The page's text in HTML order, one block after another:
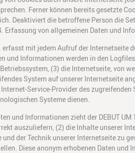
Ferner können bereits gesetzte
Deaktiviert die betroffene Person die
von allgemeinen Daten und
erfasst mit jedem Aufruf der
und Informationen werden in den
(3) die Internetseite, von
System auf unserer Internetseite
Service-Provider des
Systeme dienen.
und Informationen zieht der DEBUT
auszuliefern, (2) die Inhalte unserer
der Technik unserer Internetseite zu
Diese anonym erhobenen Daten und